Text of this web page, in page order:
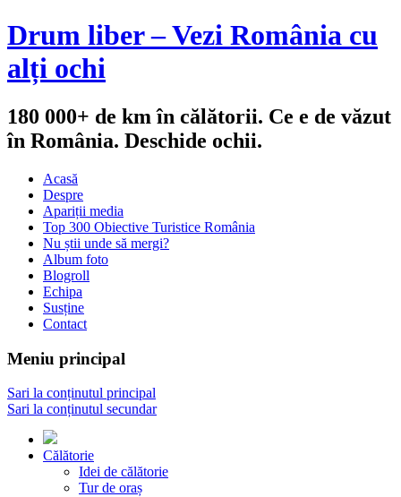
Drum liber – Vezi România cu
alți ochi
180 000+ de km în călătorii. Ce e de văzut
în România. Deschide ochii.
Acasă
Despre
Apariții media
Top 300 Obiective Turistice România
Nu știi unde să mergi?
Album foto
Blogroll
Echipa
Susține
Contact
Meniu principal
Sari la conținutul principal
Sari la conținutul secundar
Călătorie
Idei de călătorie
Tur de oraș